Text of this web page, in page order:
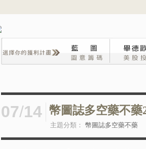
07/14 幣圖誌多空藥不藥
主題分類： 幣圖誌多空藥不藥